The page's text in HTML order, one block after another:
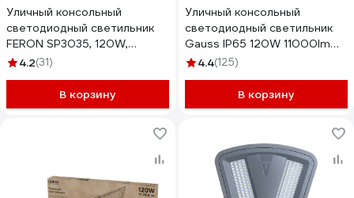
Уличный консольный
светодиодный светильник
FERON SP3035, 120W,
6400К, 10000Lm, IP65,
4.2(31)
В корзину
Уличный консольный
светодиодный светильник
Gauss IP65 120W 11000lm
5000K КСС "Ш" 629534320
4.4(125)
В корзину